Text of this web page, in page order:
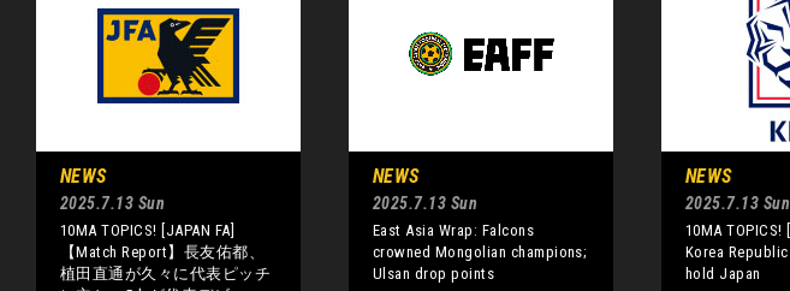
NEWS
2025.7.13 Sun
10MA TOPICS! [JAPAN FA]
【Match Report】長友佑都、
植田直通が久々に代表ピッチ
NEWS
2025.7.13 Sun
East Asia Wrap: Falcons
crowned Mongolian champions;
Ulsan drop points
NEWS
2025.7.13 Sun
10MA TOPICS!
Korea
hold Japan